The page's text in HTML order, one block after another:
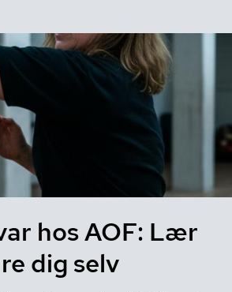
hos AOF: Lær
dig selv